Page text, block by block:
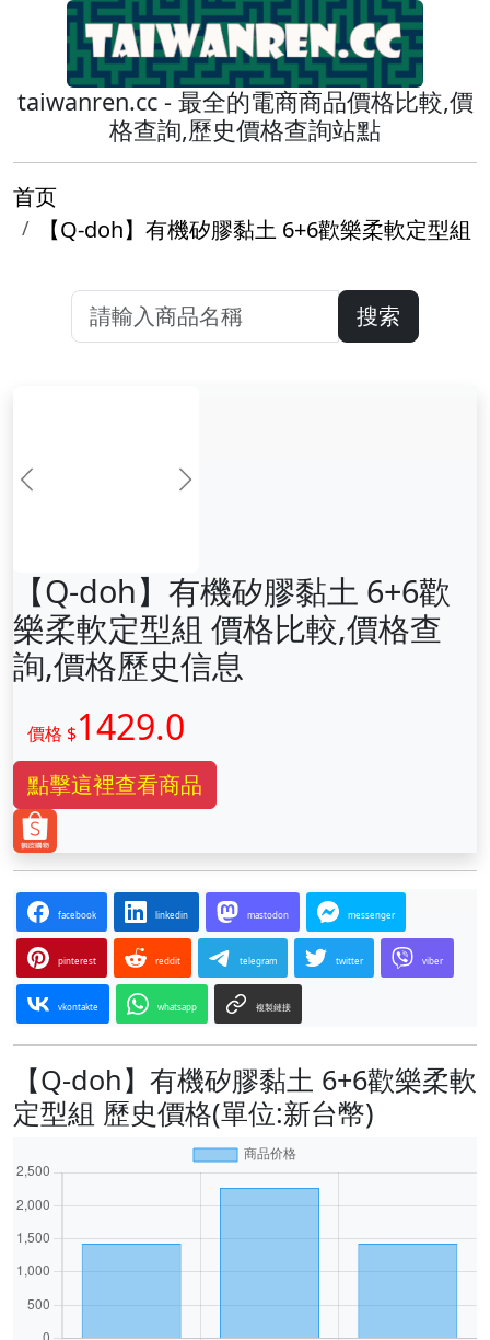
taiwanren.cc - 最全的電商商品價格比較,價
格查詢,歷史價格查詢站點
首页
【Q-doh】有機矽膠黏土 6+6歡樂柔軟定型組
搜索
前一张 下一张
【Q-doh】有機矽膠黏土 6+6歡
樂柔軟定型組 價格比較,價格查
詢,價格歷史信息
價格 $1429.0
點擊這裡查看商品
facebook linkedin mastodon messenger
pinterest reddit telegram twitter viber
vkontakte whatsapp 複製鏈接
【Q-doh】有機矽膠黏土 6+6歡樂柔軟
定型組 歷史價格(單位:新台幣)